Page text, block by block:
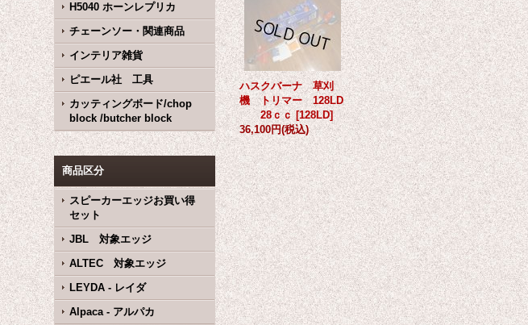
H5040 ホーンレプリカ
チェーンソー・関連商品
インテリア雑貨
ピエール社 工具
カッティングボード/chop
block /butcher block
商品区分
スピーカーエッジお買い得
セット
JBL 対象エッジ
ALTEC 対象エッジ
LEYDA - レイダ
Alpaca - アルパカ
ハスクバーナ 草刈
機 トリマー 128LD
28ｃｃ [128LD]
36,100円(税込)